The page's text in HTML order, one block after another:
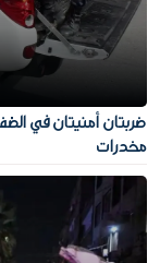
مخدرات